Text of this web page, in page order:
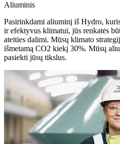
Aliuminis
Pasirinkdami aliuminį iš Hydro,
ir efektyvus klimatui, jūs renkatės
ateities dalimi. Mūsų klimato
išmetamą CO2 kiekį 30%. Mūsų
pasiekti jūsų tikslus.